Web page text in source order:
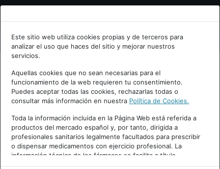
Bienvenid@ a psiquiatria.com
Escribe tu Email
Accede o regístrate con tu email.
Cancelar
Este sitio web utiliza cookies propias y de terceros para
analizar el uso que haces del sitio y mejorar nuestros
servicios.
Aquellas cookies que no sean necesarias para el
funcionamiento de la web requieren tu consentimiento.
Puedes aceptar todas las cookies, rechazarlas todas o
consultar más información en nuestra Política de Cookies.
Toda la información incluida en la Página Web está referida a
productos del mercado español y, por tanto, dirigida a
profesionales sanitarios legalmente facultados para prescribir
o dispensar medicamentos con ejercicio profesional. La
información técnica de los fármacos se facilita a título
meramente informativo, siendo responsabilidad de los